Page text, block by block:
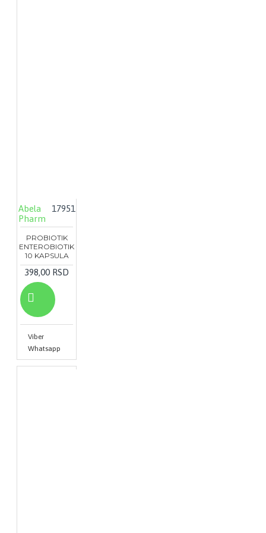
Abela
Pharm
17951
PROBIOTIK
ENTEROBIOTIK
10 KAPSULA
398,00 RSD
Viber
Whatsapp